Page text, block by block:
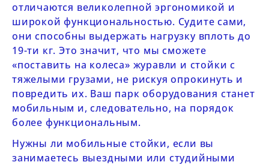
отличаются великолепной эргономикой и
широкой функциональностью. Судите сами,
они способны выдержать нагрузку вплоть до
19-ти кг. Это значит, что мы сможете
«поставить на колеса» журавли и стойки с
тяжелыми грузами, не рискуя опрокинуть и
повредить их. Ваш парк оборудования станет
мобильным и, следовательно, на порядок
более функциональным.
Нужны ли мобильные стойки, если вы
занимаетесь выездными или студийными